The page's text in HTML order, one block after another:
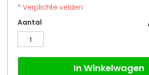
* Verplichte velden
COMBINATIE
SAUNA
Op
voorraad
Aantal
In Winkelwagen